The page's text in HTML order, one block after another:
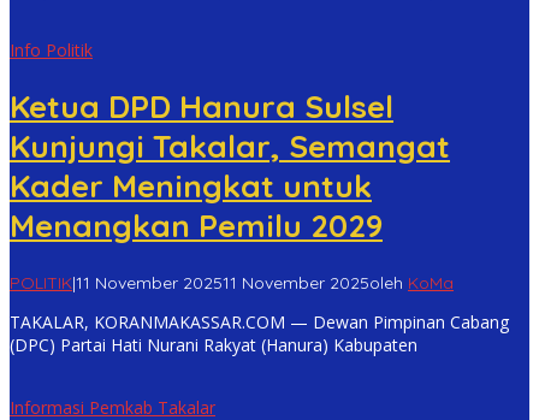
Info Politik
Ketua DPD Hanura Sulsel
Kunjungi Takalar, Semangat
Kader Meningkat untuk
Menangkan Pemilu 2029
POLITIK|11 November 202511 November 2025oleh KoMa
TAKALAR, KORANMAKASSAR.COM — Dewan Pimpinan Cabang
(DPC) Partai Hati Nurani Rakyat (Hanura) Kabupaten
Informasi Pemkab Takalar